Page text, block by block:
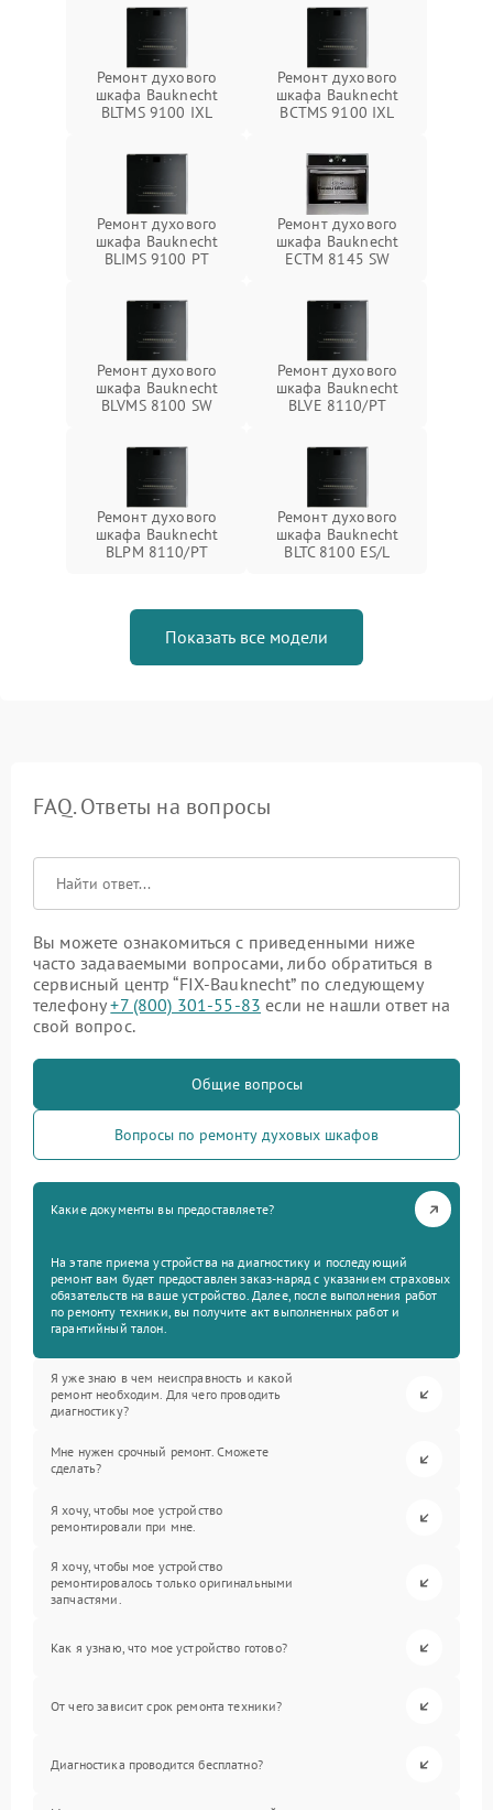
Ремонт духового
шкафа Bauknecht
BLTMS 9100 IXL
Ремонт духового
шкафа Bauknecht
BCTMS 9100 IXL
Ремонт духового
шкафа Bauknecht
BLIMS 9100 PT
Ремонт духового
шкафа Bauknecht
ECTM 8145 SW
Ремонт духового
шкафа Bauknecht
BLVMS 8100 SW
Ремонт духового
шкафа Bauknecht
BLVE 8110/PT
Ремонт духового
шкафа Bauknecht
BLPM 8110/PT
Ремонт духового
шкафа Bauknecht
BLTC 8100 ES/L
Показать все модели
FAQ. Ответы на вопросы
Вы можете ознакомиться с приведенными ниже
часто задаваемыми вопросами, либо обратиться в
сервисный центр “FIX-Bauknecht” по следующему
телефону+7 (800) 301-55-83 если не нашли ответ на
свой вопрос.
Общие вопросы
Вопросы по ремонту духовых шкафов
Какие документы вы предоставляете?
На этапе приема устройства на диагностику и последующий
ремонт вам будет предоставлен заказ-наряд с указанием страховых
обязательств на ваше устройство. Далее, после выполнения работ
по ремонту техники, вы получите акт выполненных работ и
гарантийный талон.
Я уже знаю в чем неисправность и какой
ремонт необходим. Для чего проводить
диагностику?
Мне нужен срочный ремонт. Сможете
сделать?
Я хочу, чтобы мое устройство
ремонтировали при мне.
Я хочу, чтобы мое устройство
ремонтировалось только оригинальными
запчастями.
Как я узнаю, что мое устройство готово?
От чего зависит срок ремонта техники?
Диагностика проводится бесплатно?